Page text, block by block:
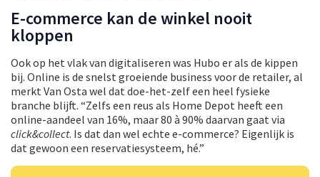
E-commerce kan de winkel nooit
kloppen
Ook op het vlak van digitaliseren was Hubo er als de kippen
bij. Online is de snelst groeiende business voor de retailer, al
merkt Van Osta wel dat doe-het-zelf een heel fysieke
branche blijft. “Zelfs een reus als Home Depot heeft een
online-aandeel van 16%, maar 80 à 90% daarvan gaat via
click&collect. Is dat dan wel echte e-commerce? Eigenlijk is
dat gewoon een reservatiesysteem, hé.”